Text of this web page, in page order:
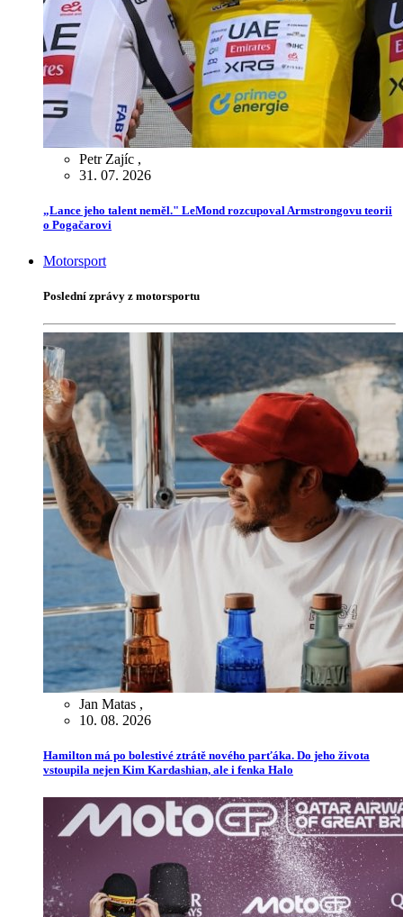
Petr Zajíc ,
31. 07. 2026
„Lance jeho talent neměl." LeMond rozcupoval Armstrongovu teorii
o Pogačarovi
Motorsport
Poslední zprávy z motorsportu
Jan Matas ,
10. 08. 2026
Hamilton má po bolestivé ztrátě nového parťáka. Do jeho života
vstoupila nejen Kim Kardashian, ale i fenka Halo